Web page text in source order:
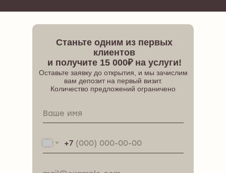
Оставьте заявку до открытия, и мы зачислим
вам депозит на первый визит.
Количество предложений ограничено
Станьте одним из первых
клиентов
и получите 15 000₽ на услуги!
+7